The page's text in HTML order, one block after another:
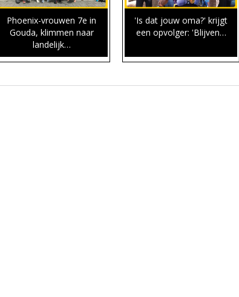
Phoenix-vrouwen 7e in
Gouda, klimmen naar
landelijk…
'Is dat jouw oma?' krijgt
een opvolger: 'Blijven…